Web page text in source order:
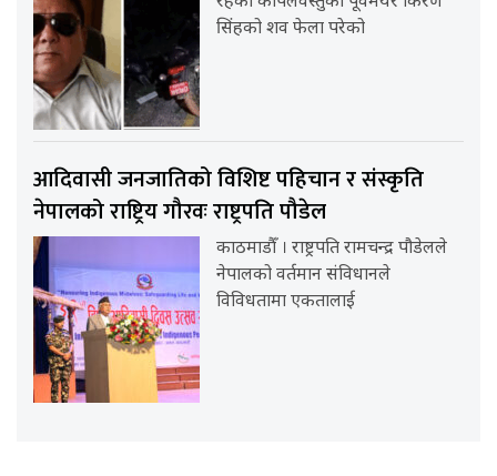
सिंहको शव फेला परेको
आदिवासी जनजातिको विशिष्ट पहिचान र संस्कृति
नेपालको राष्ट्रिय गौरवः राष्ट्रपति पौडेल
काठमाडौँ । राष्ट्रपति रामचन्द्र पौडेलले
नेपालको वर्तमान संविधानले
विविधतामा एकतालाई